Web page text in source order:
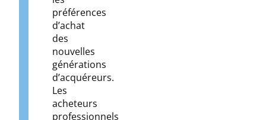
préférences
d’achat
des
nouvelles
générations
d’acquéreurs.
Les
acheteurs
professionnels